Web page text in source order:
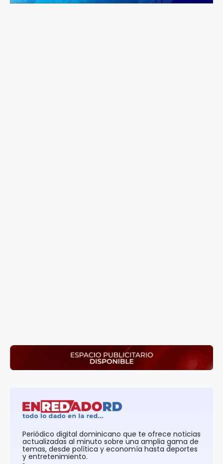
Periódico digital dominicano que te ofrece noticias
actualizadas al minuto sobre una amplia gama de
temas, desde política y economía hasta deportes
y entretenimiento.